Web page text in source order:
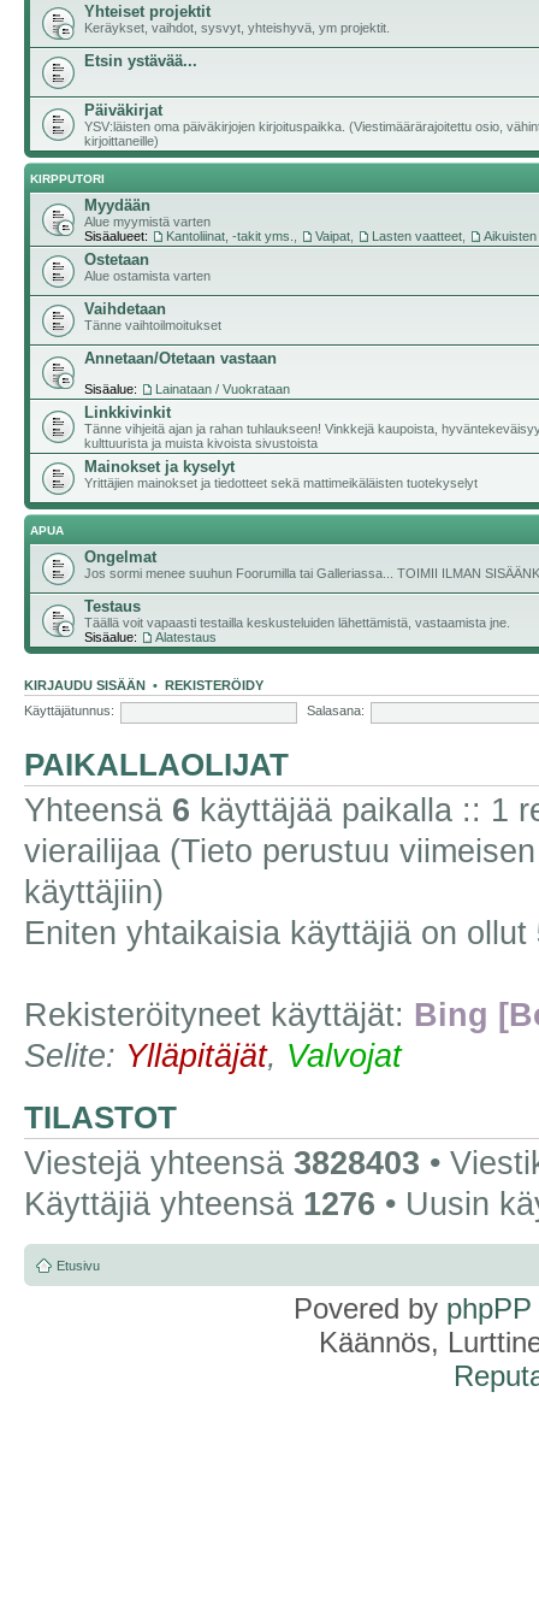
Yhteiset projektit
Keräykset, vaihdot, sysvyt, yhteishyvä, ym projektit.
Etsin ystävää...
Päiväkirjat
YSV:läisten oma päiväkirjojen kirjoituspaikka. (Viestimäärärajoitettu osio,
kirjoittaneille)
KIRPPUTORI
Myydään
Alue myymistä varten
Sisäalueet:
Kantoliinat, -takit yms. Vaipat Lasten vaatteet
Ostetaan
Alue ostamista varten
Vaihdetaan
Tänne vaihtoilmoitukset
Annetaan/Otetaan vastaan
Sisäalue: Lainataan / Vuokrataan
Linkkivinkit
Tänne vihjeitä ajan ja rahan tuhlaukseen! Vinkkejä kaupoista,
kulttuurista ja muista kivoista sivustoista
Mainokset ja kyselyt
Yrittäjien mainokset ja tiedotteet sekä mattimeikäläisten tuotekyselyt
APUA
Ongelmat
Jos sormi menee suuhun Foorumilla tai Galleriassa... TOIMII ILMAN
Testaus
Täällä voit vapaasti testailla keskusteluiden lähettämistä, vastaamista jne.
Sisäalue:
Alatestaus
KIRJAUDU SISÄÄN • REKISTERÖIDY
Käyttäjätunnus:
Salasana:
PAIKALLAOLIJAT
Yhteensä 6 käyttäjää paikalla :: 1
vierailijaa (Tieto perustuu
käyttäjiin)
Eniten yhtaikaisia käyttäjiä on ollut
Rekisteröityneet käyttäjät: Bing
Selite: Ylläpitäjät, Valvojat
TILASTOT
Viestejä yhteensä 3828403 •
Käyttäjiä yhteensä 1276 • Uusin
Etusivu
Povered by phpPP
Käännös,